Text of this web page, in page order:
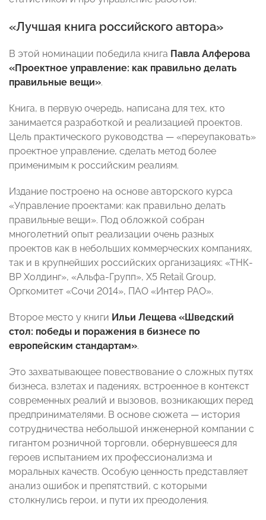
«Лучшая книга российского автора»
В этой номинации победила книга Павла Алферова
«Проектное управление: как правильно делать
правильные вещи».
Книга, в первую очередь, написана для тех, кто
занимается разработкой и реализацией проектов.
Цель практического руководства — «переупаковать»
проектное управление, сделать метод более
применимым к российским реалиям.
Издание построено на основе авторского курса
«Управление проектами: как правильно делать
правильные вещи». Под обложкой собран
многолетний опыт реализации очень разных
проектов как в небольших коммерческих компаниях,
так и в крупнейших российских организациях: «ТНК-
ВР Холдинг», «Альфа-Групп», X5 Retail Group,
Оргкомитет «Сочи 2014», ПАО «Интер РАО».
Второе место у книги Ильи Лещева «Шведский
стол: победы и поражения в бизнесе по
европейским стандартам».
Это захватывающее повествование о сложных путях
бизнеса, взлетах и падениях, встроенное в контекст
современных реалий и вызовов, возникающих перед
предпринимателями. В основе сюжета — история
сотрудничества небольшой инженерной компании с
гигантом розничной торговли, обернувшееся для
героев испытанием их профессионализма и
моральных качеств. Особую ценность представляет
анализ ошибок и препятствий, с которыми
столкнулись герои, и пути их преодоления.